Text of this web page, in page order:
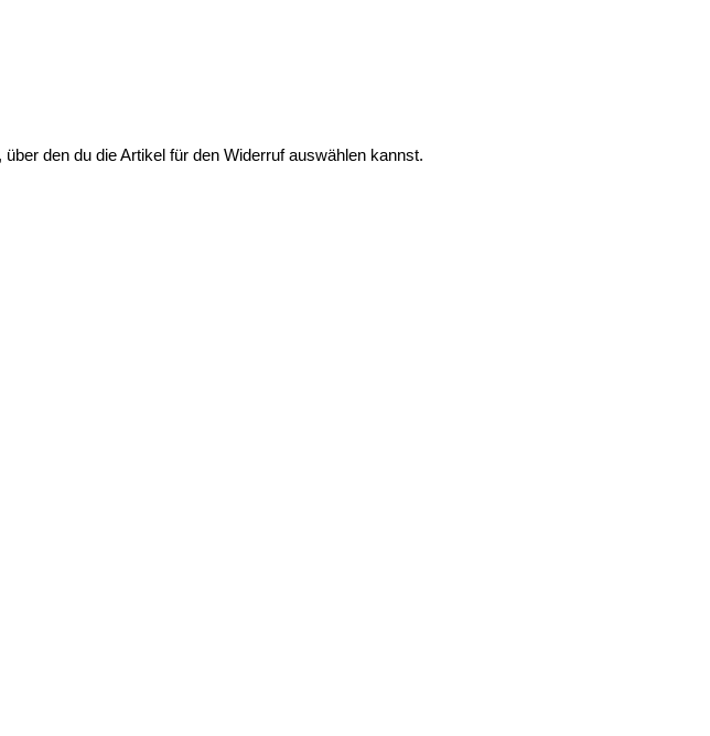
den du die Artikel für den Widerruf auswählen kannst.